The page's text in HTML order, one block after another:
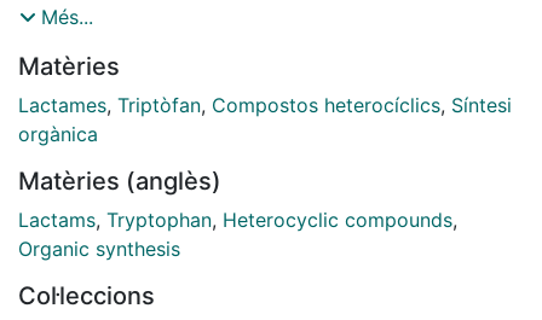
Napieralski conditions and under neutral conditions via
Whereas tricyclic lactam 2 only leads to products
coming from an α-amidoalkylation process, bicyclic
lactam 6 undergoes cyclization on the lactam
a]quinolizidine derivatives.
Més...
Matèries
Lactames, Triptòfan, Compostos heterocíclics, Síntesi
orgànica
Matèries (anglès)
Lactams, Tryptophan, Heterocyclic compounds,
Organic synthesis
Col·leccions